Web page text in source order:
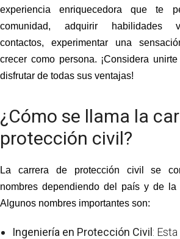
experiencia enriquecedora que te
comunidad, adquirir habilidades
contactos, experimentar una
crecer como persona. ¡Considera
disfrutar de todas sus ventajas!
¿Cómo se llama la
protección civil?
La carrera de protección civil
se
nombres dependiendo del país y de la
Algunos nombres importantes son:
Ingeniería en Protección Civil :